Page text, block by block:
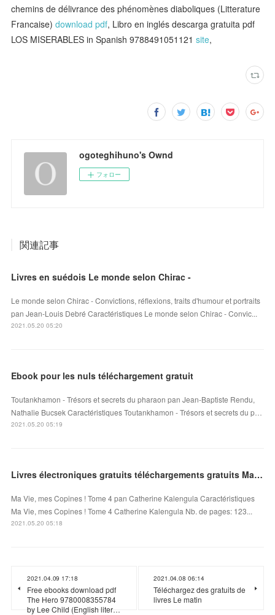
chemins de délivrance des phénomènes diaboliques (Litterature
Francaise)download pdf, Libro en inglés descarga gratuita pdf
LOS MISERABLES in Spanish 9788491051121site,
ogoteghihuno's Ownd
フォロー
関連記事
Livres en suédois Le monde selon Chirac -
Le monde selon Chirac - Convictions, réflexions, traits d'humour et portraits
pan Jean-Louis Debré Caractéristiques Le monde selon Chirac - Convic...
2021.05.20 05:20
Ebook pour les nuls téléchargement gratuit
Toutankhamon - Trésors et secrets du pharaon pan Jean-Baptiste Rendu,
Nathalie Bucsek Caractéristiques Toutankhamon - Trésors et secrets du p…
2021.05.20 05:19
Livres électroniques gratuits téléchargements gratuits Ma Vie, mes Copines ! Tome 4 DJVU
Ma Vie, mes Copines ! Tome 4 pan Catherine Kalengula Caractéristiques
Ma Vie, mes Copines ! Tome 4 Catherine Kalengula Nb. de pages: 123...
2021.05.20 05:18
2021.04.09 17:18
Free ebooks download pdf
The Hero 9780008355784
by Lee Child (English liter…
2021.04.08 06:14
Téléchargez des gratuits de
livres Le matin